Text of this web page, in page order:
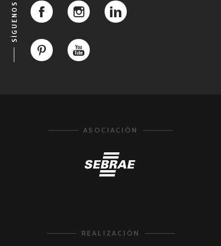
SÍGUENOS
ASOCIACIÓN
REALIZACIÓN